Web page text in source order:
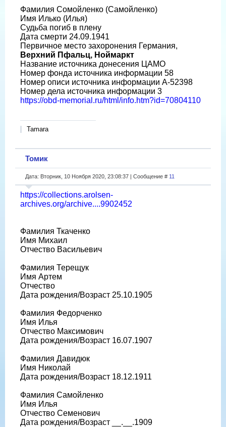
Фамилия Сомойленко (Самойленко)
Имя Илько (Илья)
Судьба погиб в плену
Дата смерти 24.09.1941
Первичное место захоронения Германия,
Верхний Пфальц, Ноймаркт
Название источника донесения ЦАМО
Номер фонда источника информации 58
Номер описи источника информации A-52398
Номер дела источника информации 3
https://obd-memorial.ru/html/info.htm?id=70804110
Tamara
Томик
Дата: Вторник, 10 Ноября 2020, 23:08:37 | Сообщение # 11
https://collections.arolsen-
archives.org/archive....9902452
Фамилия Ткаченко
Имя Михаил
Отчество Васильевич
Фамилия Терещук
Имя Артем
Отчество
Дата рождения/Возраст 25.10.1905
Фамилия Федорченко
Имя Илья
Отчество Максимович
Дата рождения/Возраст 16.07.1907
Фамилия Давидюк
Имя Николай
Дата рождения/Возраст 18.12.1911
Фамилия Самойленко
Имя Илья
Отчество Семенович
Дата рождения/Возраст __.__.1909